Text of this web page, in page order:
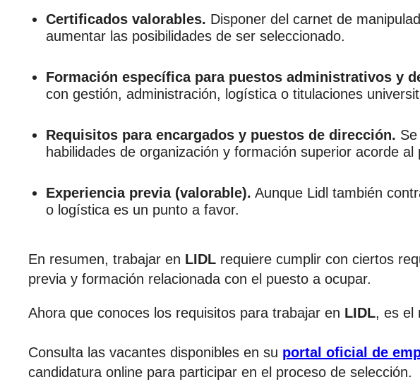
Certificados valorables. Disponer del carnet de
aumentar las posibilidades de ser seleccionado.
Formación específica para puestos administrativos y
con gestión, administración, logística o titulaciones
Requisitos para encargados y puestos de dirección.
habilidades de organización y formación superior acorde al
Experiencia previa (valorable). Aunque Lidl también
o logística es un punto a favor.
En resumen, trabajar en LIDL requiere cumplir con ciertos
previa y formación relacionada con el puesto a ocupar.
Ahora que conoces los requisitos para trabajar en LIDL, es el
Consulta las vacantes disponibles en su portal oficial de
candidatura online para participar en el proceso de selección.